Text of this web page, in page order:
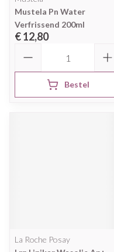
Mustela Pn Water
Verfrissend 200ml
€ 12,80
Bestel
La Roche Posay